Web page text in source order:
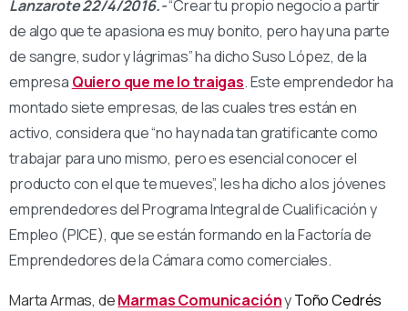
Lanzarote 22/4/2016.-“Crear tu propio negocio a partir
de algo que te apasiona es muy bonito, pero hay una parte
de sangre, sudor y lágrimas” ha dicho Suso López, de la
empresa Quiero que me lo traigas. Este emprendedor ha
montado siete empresas, de las cuales tres están en
activo, considera que “no hay nada tan gratificante como
trabajar para uno mismo, pero es esencial conocer el
producto con el que te mueves”, les ha dicho a los jóvenes
emprendedores del Programa Integral de Cualificación y
Empleo (PICE), que se están formando en la Factoría de
Emprendedores de la Cámara como comerciales.
Marta Armas, deMarmas ComunicaciónyToño Cedrés